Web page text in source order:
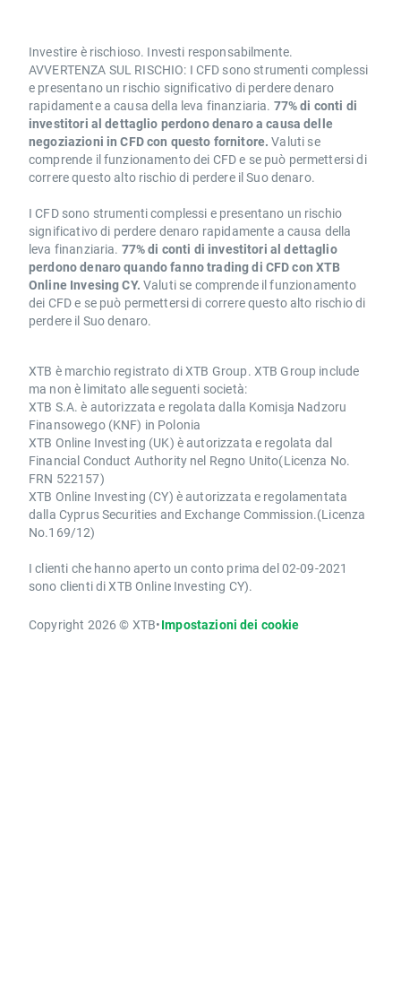
Investire è rischioso. Investi responsabilmente.
AVVERTENZA SUL RISCHIO: I CFD sono strumenti complessi
e presentano un rischio significativo di perdere denaro
rapidamente a causa della leva finanziaria. 77% di conti di
investitori al dettaglio perdono denaro a causa delle
negoziazioni in CFD con questo fornitore. Valuti se
comprende il funzionamento dei CFD e se può permettersi di
correre questo alto rischio di perdere il Suo denaro.
I CFD sono strumenti complessi e presentano un rischio
significativo di perdere denaro rapidamente a causa della
leva finanziaria. 77% di conti di investitori al dettaglio
perdono denaro quando fanno trading di CFD con XTB
Online Invesing CY. Valuti se comprende il funzionamento
dei CFD e se può permettersi di correre questo alto rischio di
perdere il Suo denaro.
XTB è marchio registrato di XTB Group. XTB Group include
ma non è limitato alle seguenti società:
XTB S.A. è autorizzata e regolata dalla Komisja Nadzoru
Finansowego (KNF) in Polonia
XTB Online Investing (UK) è autorizzata e regolata dal
Financial Conduct Authority nel Regno Unito(Licenza No.
FRN 522157)
XTB Online Investing (CY) è autorizzata e regolamentata
dalla Cyprus Securities and Exchange Commission.(Licenza
No.169/12)
I clienti che hanno aperto un conto prima del 02-09-2021
sono clienti di XTB Online Investing CY).
Copyright 2026 © XTB•Impostazioni dei cookie